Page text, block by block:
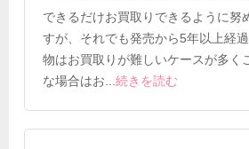
できるだけお買取りできるように努
すが、それでも発売から5年以上経
物はお買取りが難しいケースが多く
な場合はお...続きを読む